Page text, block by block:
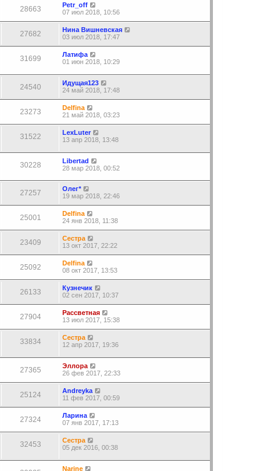
28663
Petr_off
07 июл 2018, 10:56
27682
Нина Вишневская
03 июл 2018, 17:47
31699
Латифа
01 июн 2018, 10:29
24540
Идущая123
24 май 2018, 17:48
23273
Delfina
21 май 2018, 03:23
31522
LexLuter
13 апр 2018, 13:48
30228
Libertad
28 мар 2018, 00:52
27257
Олег*
19 мар 2018, 22:46
25001
Delfina
24 янв 2018, 11:38
23409
Сестра
13 окт 2017, 22:22
25092
Delfina
08 окт 2017, 13:53
26133
Кузнечик
02 сен 2017, 10:37
27904
Рассветная
13 июл 2017, 15:38
33834
Сестра
12 апр 2017, 19:36
27365
Эллора
26 фев 2017, 22:33
25124
Andreyka
11 фев 2017, 00:59
27324
Ларина
07 янв 2017, 17:13
32453
Сестра
05 дек 2016, 00:38
Narine